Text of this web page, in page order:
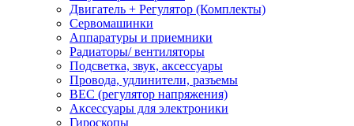
Двигатель + Регулятор (Комплекты)
Сервомашинки
Аппаратуры и приемники
Радиаторы/ вентиляторы
Подсветка, звук, аксессуары
Провода, удлинители, разъемы
BEC (регулятор напряжения)
Аксессуары для электроники
Гироскопы